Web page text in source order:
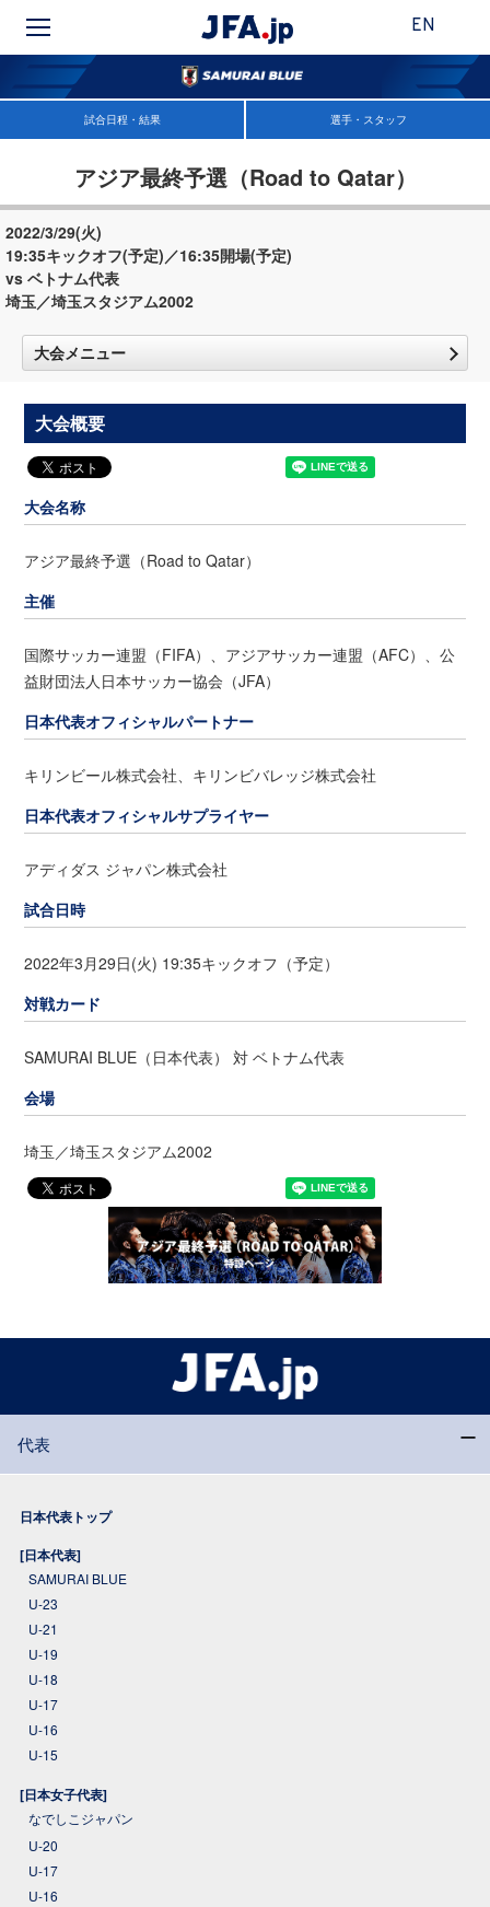
EN
試合日程・結果 選手・スタッフ
アジア最終予選（Road to Qatar）
2022/3/29(火)
19:35キックオフ(予定)／16:35開場(予定)
vs ベトナム代表
埼玉／埼玉スタジアム2002
大会メニュー
大会概要
大会名称
アジア最終予選（Road to Qatar）
主催
国際サッカー連盟（FIFA）、アジアサッカー連盟（AFC）、公
益財団法人日本サッカー協会（JFA）
日本代表オフィシャルパートナー
キリンビール株式会社、キリンビバレッジ株式会社
日本代表オフィシャルサプライヤー
アディダス ジャパン株式会社
試合日時
2022年3月29日(火) 19:35キックオフ（予定）
対戦カード
SAMURAI BLUE（日本代表） 対 ベトナム代表
会場
埼玉／埼玉スタジアム2002
代表
日本代表トップ
[日本代表]
SAMURAI BLUE
U-23
U-21
U-19
U-18
U-17
U-16
U-15
[日本女子代表]
なでしこジャパン
U-20
U-17
U-16